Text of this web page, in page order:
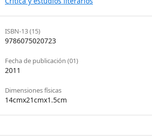
ISBN-13 (15)
9786075020723
Fecha de publicación (01)
2011
Dimensiones físicas
14cmx21cmx1.5cm